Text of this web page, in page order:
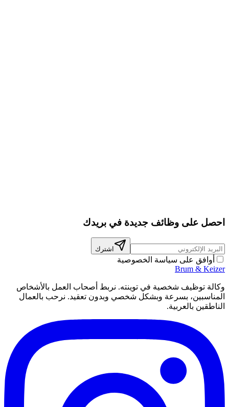
على وظائف جديدة في بريدك
اشترك
أوافق على سياسة الخصوصية
Brum &
توظيف شخصية في توينته. نربط أصحاب العمل بالأشخاص
بسرعة وبشكل شخصي وبدون تعقيد. نرحب بالعمال
بالعربية.